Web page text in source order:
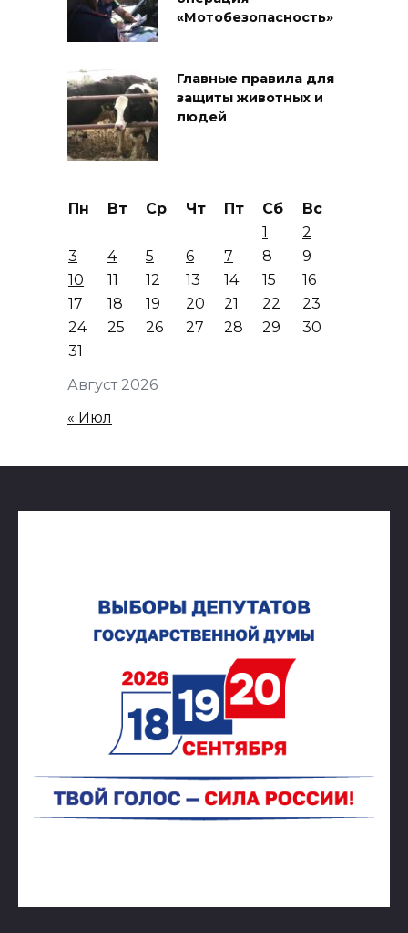
«Мотобезопасность»
Главные правила для
защиты животных и
людей
Август 2026
Пн Вт Ср Чт Пт Сб
Вс
1
2
3
4 5 6 7 8
9
10
11 12 13 14 15
16
17
18 19 20 21 22
23
24
25 26 27 28 29
30
31
« Июл